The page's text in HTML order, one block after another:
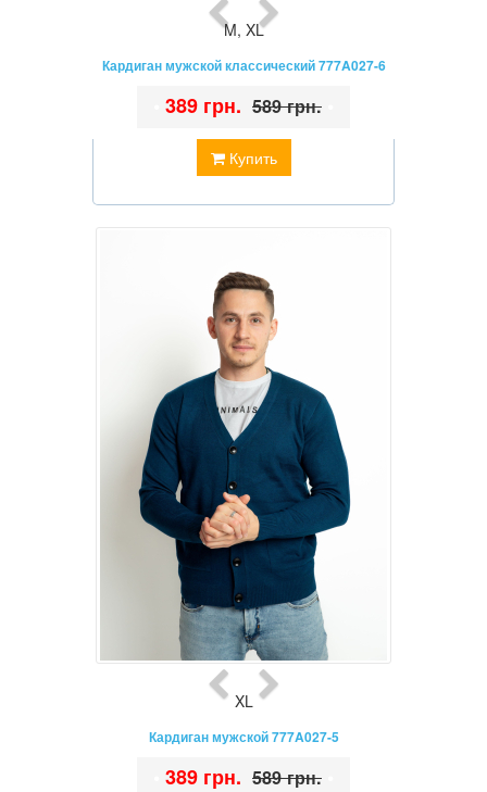
M, XL
Кардиган мужской классический 777A027-6
Купить
389 грн. 589 грн.
XL
Кардиган мужской 777A027-5
389 грн. 589 грн.